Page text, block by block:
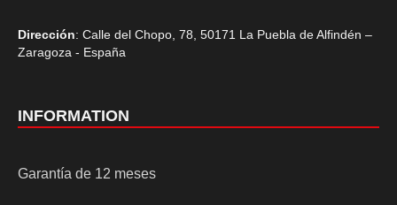
Dirección: Calle del Chopo, 78, 50171 La Puebla de Alfindén –
Zaragoza - España
INFORMATION
Garantía de 12 meses